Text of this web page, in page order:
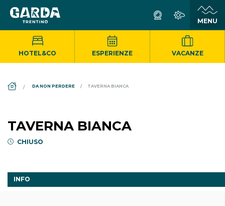
HOTEL&CO ESPERIENZE VACANZE
DA NON PERDERE TAVERNA BIANCA
TAVERNA BIANCA
CHIUSO
INFO